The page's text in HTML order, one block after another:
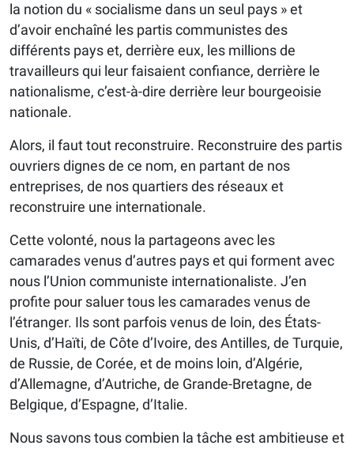
la notion du « socialisme dans un seul pays » et
d’avoir enchaîné les partis communistes des
différents pays et, derrière eux, les millions de
travailleurs qui leur faisaient confiance, derrière le
nationalisme, c’est-à-dire derrière leur bourgeoisie
nationale.
Alors, il faut tout reconstruire. Reconstruire des partis
ouvriers dignes de ce nom, en partant de nos
entreprises, de nos quartiers des réseaux et
reconstruire une internationale.
Cette volonté, nous la partageons avec les
camarades venus d’autres pays et qui forment avec
nous l’Union communiste internationaliste. J’en
profite pour saluer tous les camarades venus de
l’étranger. Ils sont parfois venus de loin, des États-
Unis, d’Haïti, de Côte d’Ivoire, des Antilles, de Turquie,
de Russie, de Corée, et de moins loin, d’Algérie,
d’Allemagne, d’Autriche, de Grande-Bretagne, de
Belgique, d’Espagne, d’Italie.
Nous savons tous combien la tâche est ambitieuse et